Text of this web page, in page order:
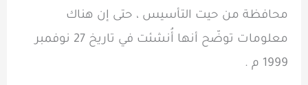
محافظة من حيت التأسيس ، حتى إن هناك
معلومات توضّح أنها أُنشئت في تاريخ 27 نوفمبر
1999 م .